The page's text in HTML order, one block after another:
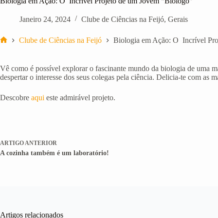
Janeiro 24, 2024 Clube de Ciências na Feijó, Gerais
Clube de Ciências na Feijó Biologia em Ação: O Incrível
Vê como é possível explorar o fascinante mundo da biologia de uma
despertar o interesse dos seus colegas pela ciência. Delicia-te com as
Descobre aqui este admirável projeto.
ARTIGOANTERIOR
A cozinha também é um laboratório!
Artigos relacionados